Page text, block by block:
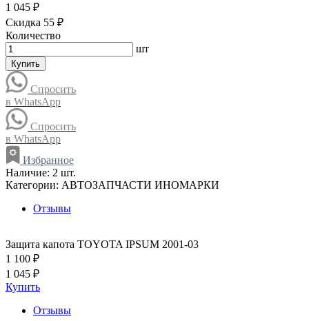
1 045 ₽
Скидка 55 ₽
Количество
шт
Купить
Спросить
в WhatsApp
Спросить
в WhatsApp
Избранное
Наличие: 2 шт.
Категории: АВТОЗАПЧАСТИ ИНОМАРКИ
Отзывы
Защита капота TOYOTA IPSUM 2001-03
1 100 ₽
1 045 ₽
Купить
Отзывы